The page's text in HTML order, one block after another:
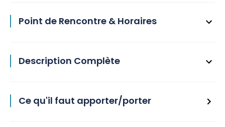
Point de Rencontre & Horaires
Description Complète
Ce qu'il faut apporter/porter